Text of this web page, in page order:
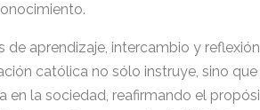
de aprendizaje, intercambio y
católica no sólo instruye, sino
en la sociedad, reafirmando el